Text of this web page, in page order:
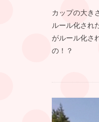
カップの大き
ルール化され
がルール化さ
の！？